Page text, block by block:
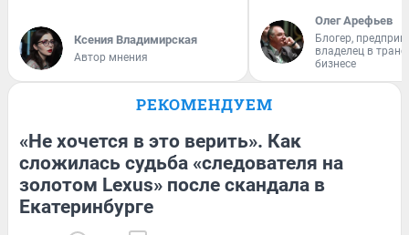
Ксения Владимирская
Автор мнения
Олег Арефьев
Блогер,
владелец в
бизнесе
РЕКОМЕНДУЕМ
«Не хочется в это верить». Как
сложилась судьба «следователя на
золотом Lexus» после скандала в
Екатеринбурге